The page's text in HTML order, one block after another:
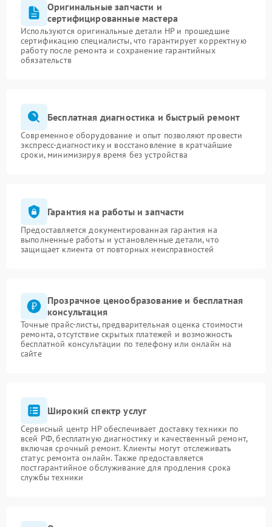
Оригинальные запчасти и
сертифицированные мастера
Используются оригинальные детали HP и прошедшие
сертификацию специалисты, что гарантирует корректную
работу после ремонта и сохранение гарантийных
обязательств
Бесплатная диагностика и быстрый ремонт
Современное оборудование и опыт позволяют провести
экспресс-диагностику и восстановление в кратчайшие
сроки, минимизируя время без устройства
Гарантия на работы и запчасти
Предоставляется документированная гарантия на
выполненные работы и установленные детали, что
защищает клиента от повторных неисправностей
Прозрачное ценообразование и бесплатная
консультация
Точные прайс-листы, предварительная оценка стоимости
ремонта, отсутствие скрытых платежей и возможность
бесплатной консультации по телефону или онлайн на
сайте
Широкий спектр услуг
Сервисный центр HP обеспечивает доставку техники по
всей РФ, бесплатную диагностику и качественный ремонт,
включая срочный ремонт. Клиенты могут отслеживать
статус ремонта онлайн. Также предоставляется
постгарантийное обслуживание для продления срока
службы техники